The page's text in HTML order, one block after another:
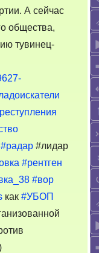
А сейчас
общества,
тувинец-
#радар #лидар
#рентген
#вор
как #УБОП